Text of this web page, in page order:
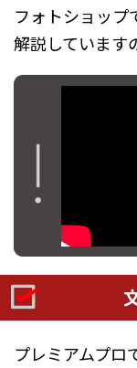
フォトショップ
解説しています
プレミアムプロ